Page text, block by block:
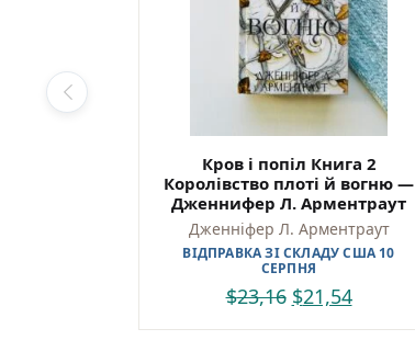
Кров і попіл Книга 2
Королівство плоті й вогню —
Дженнифер Л. Арментраут
Дженніфер Л. Арментраут
ВІДПРАВКА ЗІ СКЛАДУ США 10
СЕРПНЯ
$23,16 $21,54